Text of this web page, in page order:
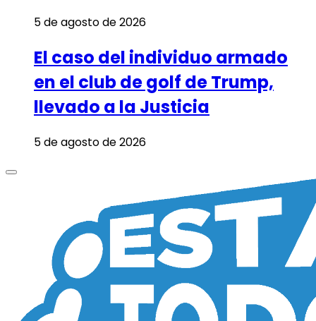
5 de agosto de 2026
El caso del individuo armado
en el club de golf de Trump,
llevado a la Justicia
5 de agosto de 2026